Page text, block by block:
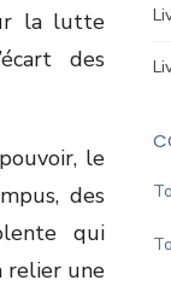
la lutte
des
le
des
qui
relier une